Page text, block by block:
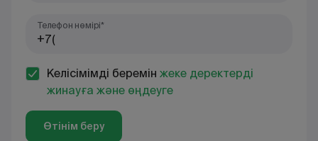
Телефон нөмірі*
Келісімімді беремін жеке деректерді
жинауға және өңдеуге
Өтінім беру